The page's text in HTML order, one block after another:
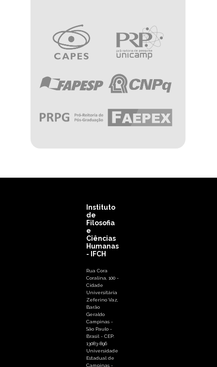
Imagem
Imagem Imagem
Imagem
Instituto
de
Filosofia
e
Ciências
Humanas
- IFCH
Rua Cora
Coralina, 100 -
Cidade
Universitária
Zeferino Vaz,
Barão
Geraldo
Campinas -
São Paulo -
Brasil - CEP:
13083-896
Universidade
Estadual de
Campinas -